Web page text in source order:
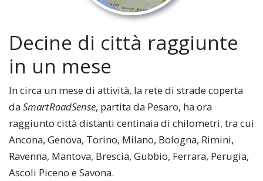
Decine di città raggiunte
in un mese
In circa un mese di attività, la rete di strade coperta
daSmartRoadSense, partita da Pesaro, ha ora
raggiunto città distanti centinaia di chilometri, tra cui
Ancona, Genova, Torino, Milano, Bologna, Rimini,
Ravenna, Mantova, Brescia, Gubbio, Ferrara, Perugia,
Ascoli Piceno e Savona.